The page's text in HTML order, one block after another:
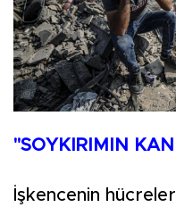
"SOYKIRIMIN
İşkencenin